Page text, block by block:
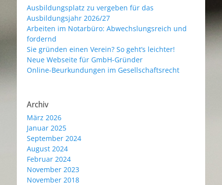
Ausbildungsplatz zu vergeben für das
Ausbildungsjahr 2026/27
Arbeiten im Notarbüro: Abwechslungsreich und
fordernd
Sie gründen einen Verein? So geht’s leichter!
Neue Webseite für GmbH-Gründer
Online-Beurkundungen im Gesellschaftsrecht
Archiv
März 2026
Januar 2025
September 2024
August 2024
Februar 2024
November 2023
November 2018